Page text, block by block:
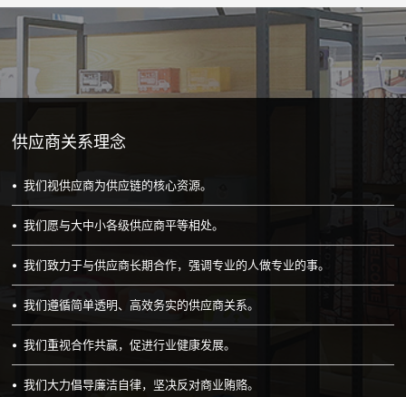
供应商关系理念
我们视供应商为供应链的核心资源。
我们愿与大中小各级供应商平等相处。
我们致力于与供应商长期合作，强调专业的人做专业的事。
我们遵循简单透明、高效务实的供应商关系。
我们重视合作共赢，促进行业健康发展。
我们大力倡导廉洁自律，坚决反对商业贿赂。